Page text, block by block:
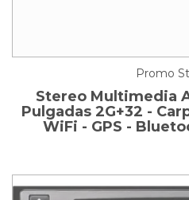
Promo
Stereo Multimedia
Pulgadas 2G+32 -
WiFi - GPS -